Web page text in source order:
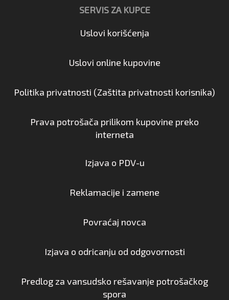
SERVIS ZA KUPCE
Uslovi korišćenja
Uslovi online kupovine
Politika privatnosti (Zaštita privatnosti korisnika)
Prava potrošača prilikom kupovine preko
interneta
Izjava o PDV-u
Reklamacije i zamene
Povraćaj novca
Izjava o odricanju od odgovornosti
Predlog za vansudsko rešavanje potrošačkog
spora